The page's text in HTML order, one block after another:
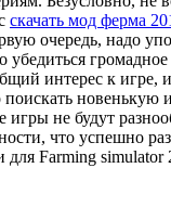
скачать мод ферма
очередь, надо
интерес к игре,
новенькую
не будут
что успешно
Farming